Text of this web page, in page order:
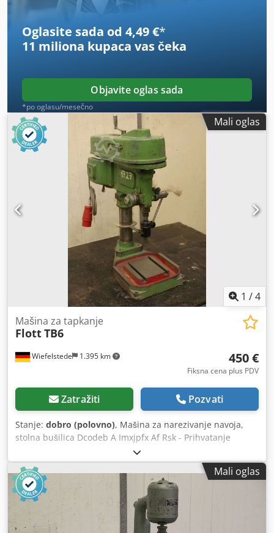
Oglasite sada od 4,49 €*
11 miliona kupaca vas čeka
Objavite oglas sada
*po oglasu/mesečno
Mali oglas
1 /4
Wiefelstede 1.395 km
Mašina za tapkanje
FlottTB6
450 €
Fiksna cena plus PDV
Zatražiti Pozvati
Stanje: dobro (polovno), Mašina za narezivanje navoja,
stolna bušilica Dcodeb A Imxjpfx Af Rsk - Prihvatanje
vretena: B12 - Glava za narezivanje navoja: Tapmatic 30 X
M1,5-M7 - Izbačaj: 165 mm - Snaga motora: 0,25 kW -
Težina: 60 kg
Mali oglas